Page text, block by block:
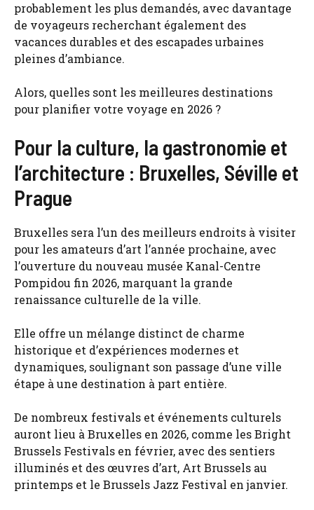
probablement les plus demandés, avec davantage
de voyageurs recherchant également des
vacances durables et des escapades urbaines
pleines d’ambiance.
Alors, quelles sont les meilleures destinations
pour planifier votre voyage en 2026 ?
Pour la culture, la gastronomie et
l’architecture : Bruxelles, Séville et
Prague
Bruxelles sera l’un des meilleurs endroits à visiter
pour les amateurs d’art l’année prochaine, avec
l’ouverture du nouveau musée Kanal-Centre
Pompidou fin 2026, marquant la grande
renaissance culturelle de la ville.
Elle offre un mélange distinct de charme
historique et d’expériences modernes et
dynamiques, soulignant son passage d’une ville
étape à une destination à part entière.
De nombreux festivals et événements culturels
auront lieu à Bruxelles en 2026, comme les Bright
Brussels Festivals en février, avec des sentiers
illuminés et des œuvres d’art, Art Brussels au
printemps et le Brussels Jazz Festival en janvier.